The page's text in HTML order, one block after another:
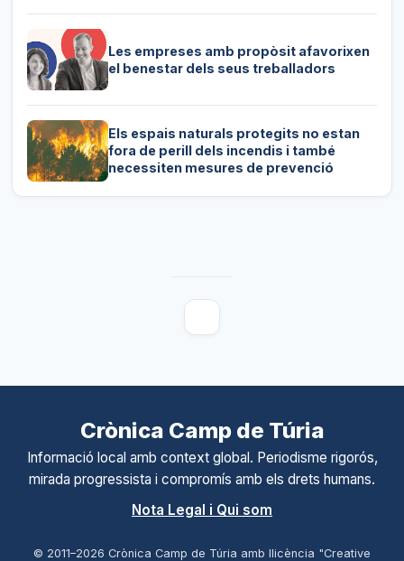
Les empreses amb propòsit afavorixen
el benestar dels seus treballadors
Els espais naturals protegits no estan
fora de perill dels incendis i també
necessiten mesures de prevenció
Crònica Camp de Túria
Informació local amb context global. Periodisme rigorós,
mirada progressista i compromís amb els drets humans.
Nota Legal i Qui som
© 2011–2026 Crònica Camp de Túria amb llicència "Creative